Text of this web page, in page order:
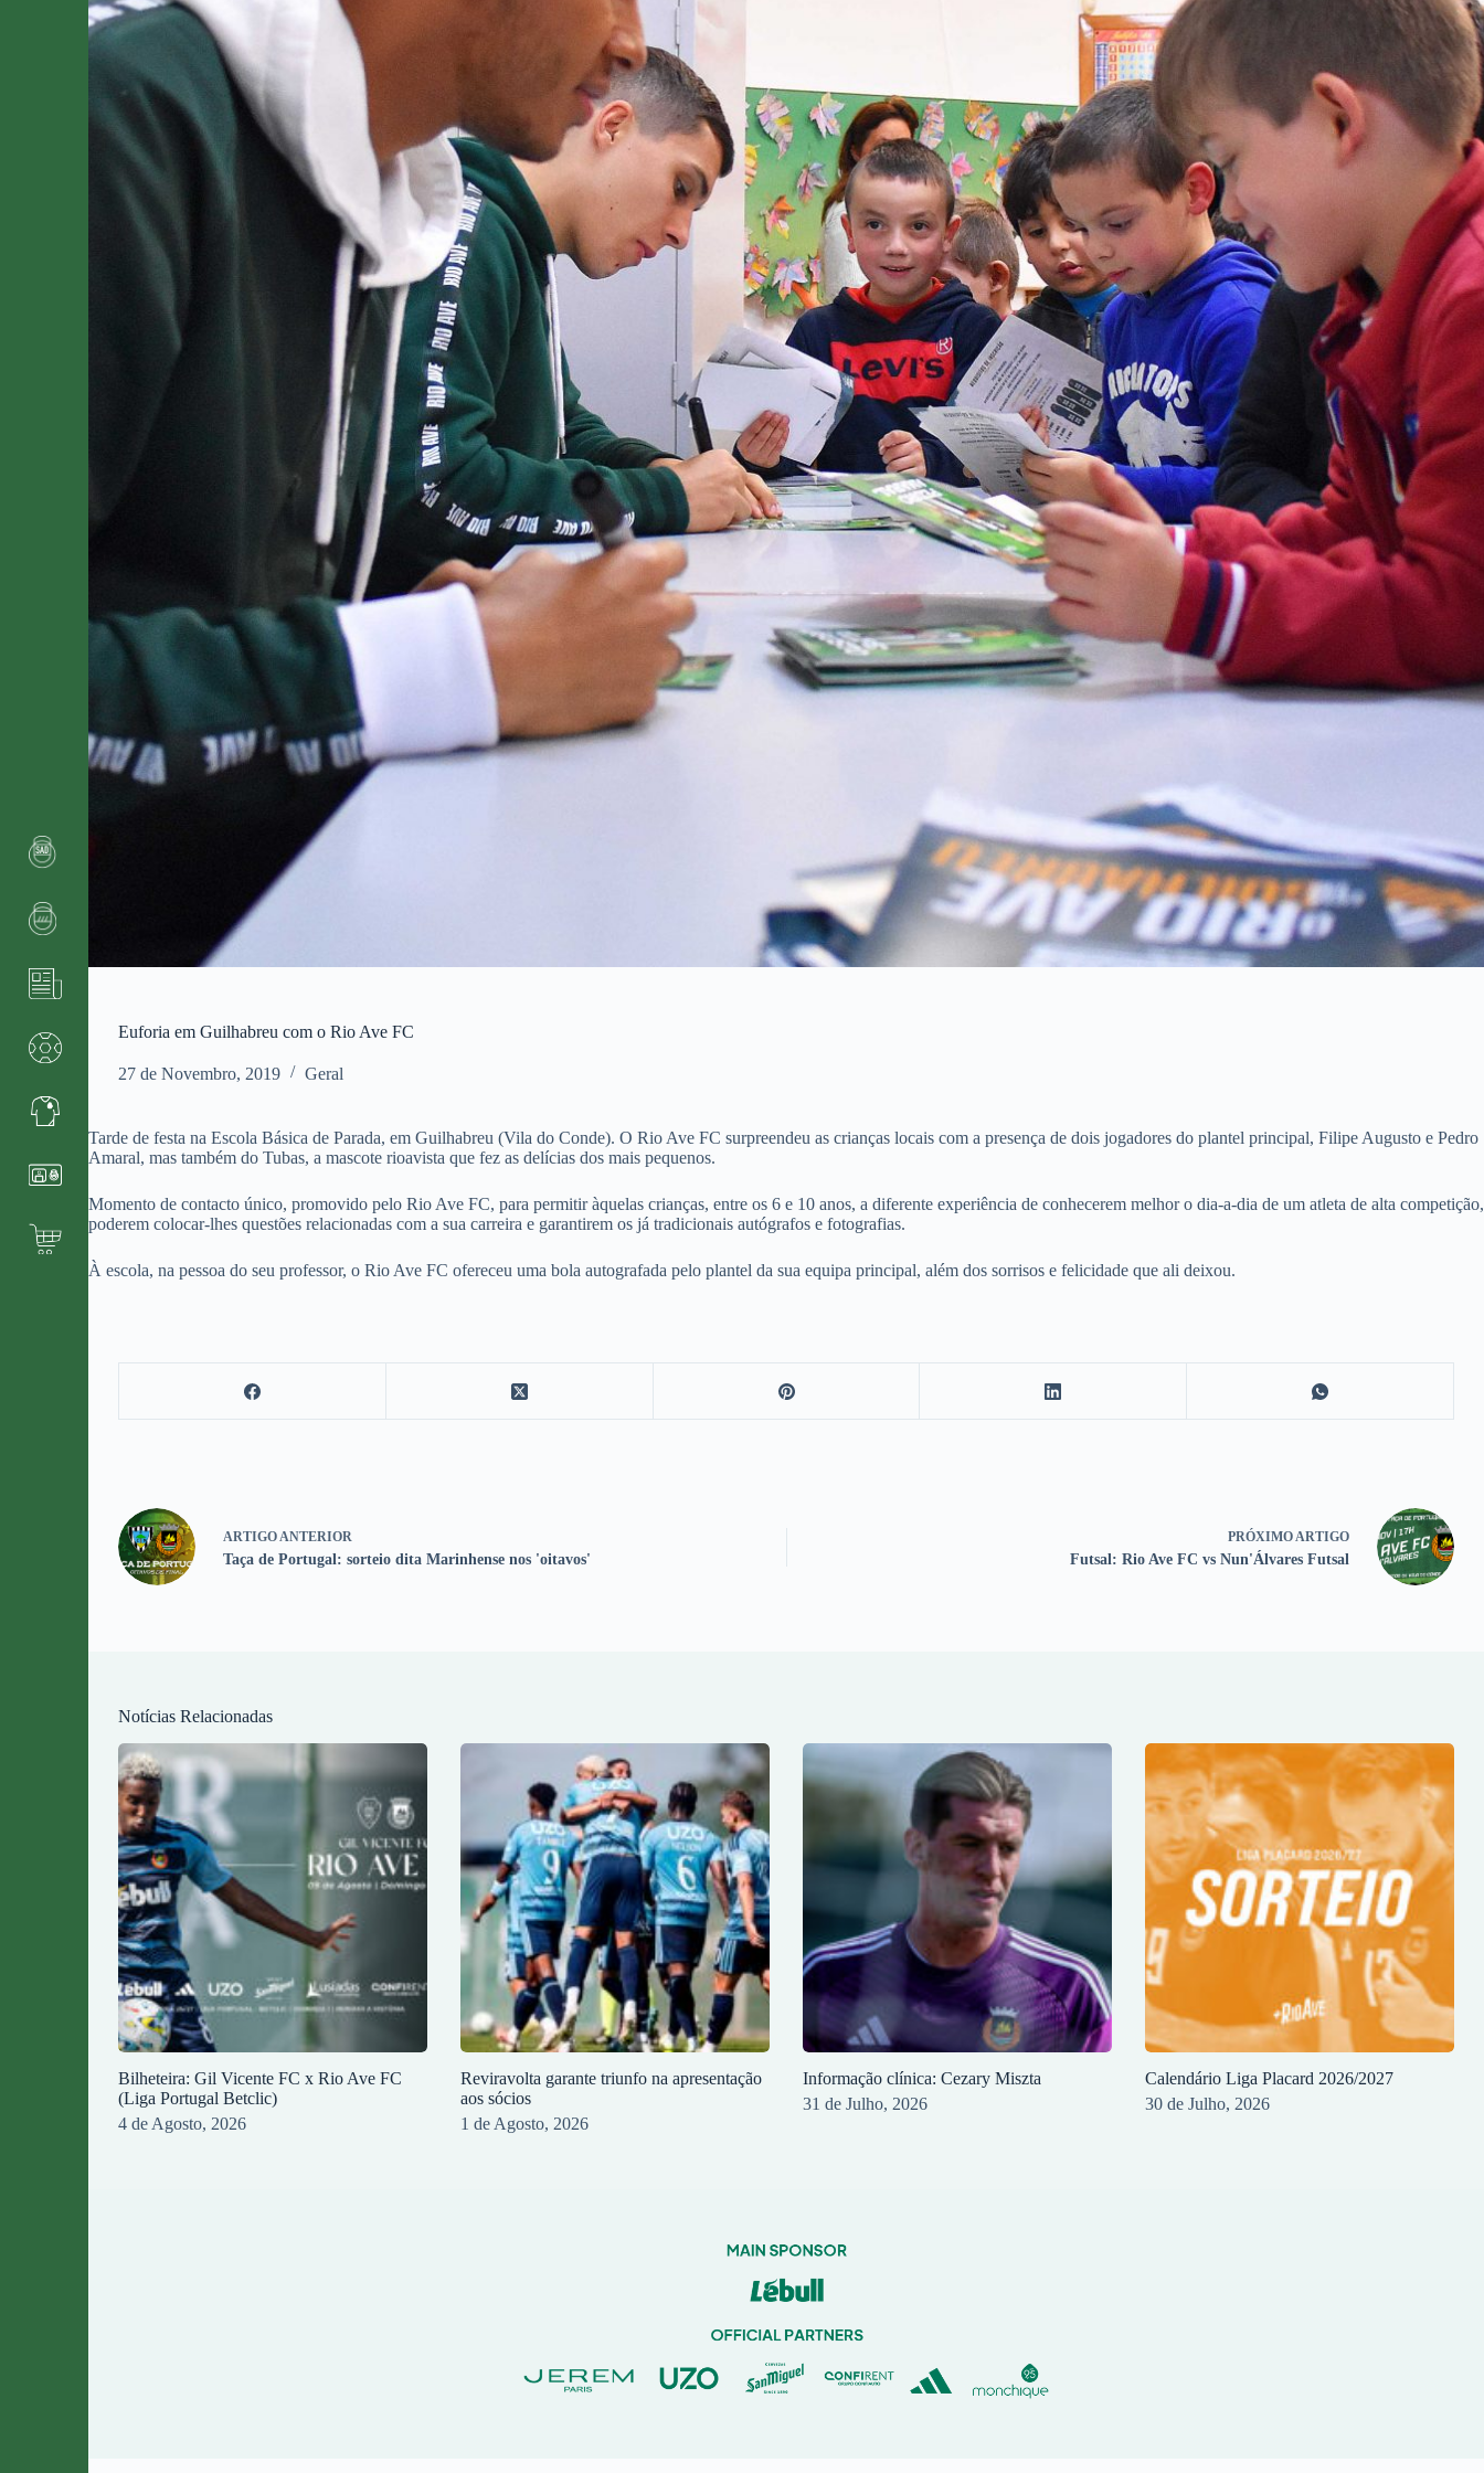
Euforia em Guilhabreu com o Rio Ave FC
27 de Novembro, 2019 Geral
Tarde de festa na Escola Básica de Parada, em Guilhabreu (Vila do Conde). O Rio Ave FC surpreendeu as crianças locais com a presença de dois jogadores do plantel principal, Filipe Augusto e Pedro
Amaral, mas também do Tubas, a mascote rioavista que fez as delícias dos mais pequenos.
Momento de contacto único, promovido pelo Rio Ave FC, para permitir àquelas crianças, entre os 6 e 10 anos, a diferente experiência de conhecerem melhor o dia-a-dia de um atleta de alta competição,
poderem colocar-lhes questões relacionadas com a sua carreira e garantirem os já tradicionais autógrafos e fotografias.
À escola, na pessoa do seu professor, o Rio Ave FC ofereceu uma bola autografada pelo plantel da sua equipa principal, além dos sorrisos e felicidade que ali deixou.
ARTIGO ANTERIOR
Taça de Portugal: sorteio dita Marinhense nos 'oitavos'
PRÓXIMO ARTIGO
Futsal: Rio Ave FC vs Nun'Álvares Futsal
Notícias Relacionadas
Bilheteira: Gil Vicente FC x Rio Ave FC
(Liga Portugal Betclic)
4 de Agosto, 2026
Reviravolta garante triunfo na apresentação
aos sócios
1 de Agosto, 2026
Informação clínica: Cezary Miszta
31 de Julho, 2026
Calendário Liga Placard 2026/2027
30 de Julho, 2026